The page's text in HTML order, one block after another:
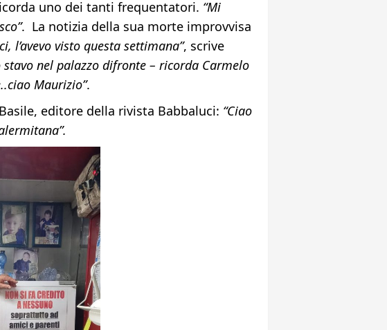
uno dei tanti frequentatori. “Mi
. La notizia della sua morte improvvisa
l’avevo visto questa settimana”, scrive
nel palazzo difronte – ricorda Carmelo
Maurizio”.
editore della rivista Babbaluci: “Ciao